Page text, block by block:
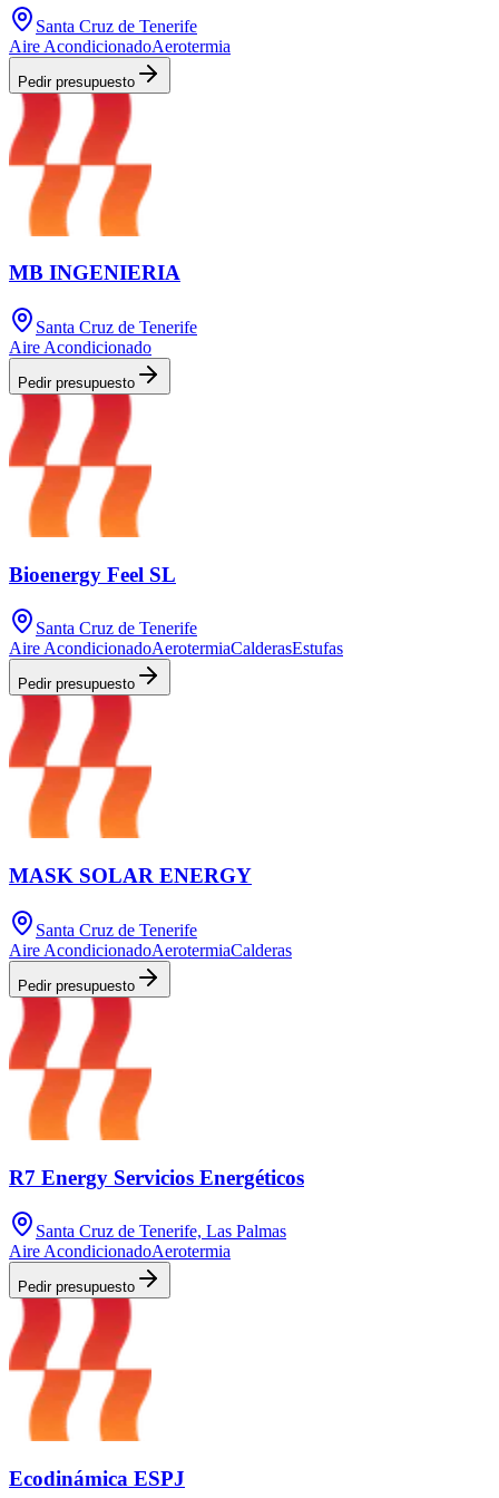
Santa Cruz de Tenerife
Aire AcondicionadoAerotermia
Pedir presupuesto
MB INGENIERIA
Santa Cruz de Tenerife
Aire Acondicionado
Pedir presupuesto
Bioenergy Feel SL
Santa Cruz de Tenerife
Aire AcondicionadoAerotermiaCalderasEstufas
Pedir presupuesto
MASK SOLAR ENERGY
Santa Cruz de Tenerife
Aire AcondicionadoAerotermiaCalderas
Pedir presupuesto
R7 Energy Servicios Energéticos
Santa Cruz de Tenerife, Las Palmas
Aire AcondicionadoAerotermia
Pedir presupuesto
Ecodinámica ESPJ